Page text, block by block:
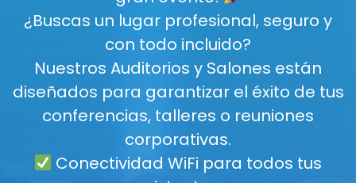
¿Buscas un lugar profesional, seguro y
con todo incluido?
Nuestros Auditorios y Salones están
diseñados para garantizar el éxito de tus
conferencias, talleres o reuniones
corporativas.
Conectividad WiFi para todos tus